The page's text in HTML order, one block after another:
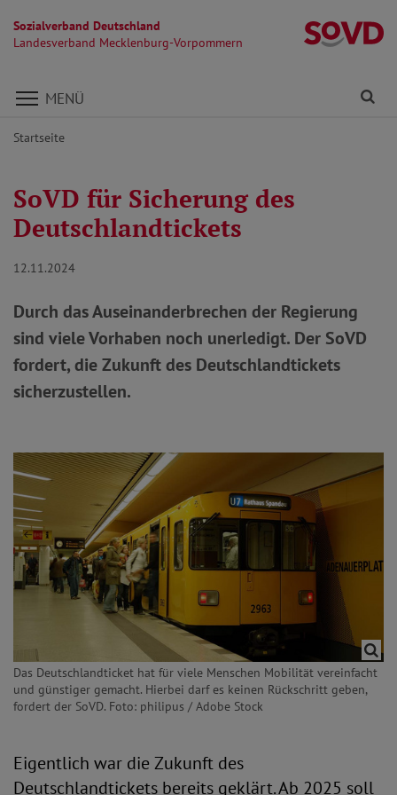
Sozialverband Deutschland
Landesverband Mecklenburg-Vorpommern
Direkt zu den Inhalten springen
MENÜ
Startseite
SoVD für Sicherung des
Deutschlandtickets
12.11.2024
Durch das Auseinanderbrechen der Regierung
sind viele Vorhaben noch unerledigt. Der SoVD
fordert, die Zukunft des Deutschlandtickets
sicherzustellen.
Das Deutschlandticket hat für viele Menschen Mobilität vereinfacht
und günstiger gemacht. Hierbei darf es keinen Rückschritt geben,
fordert der SoVD. Foto: philipus / Adobe Stock
Eigentlich war die Zukunft des
Deutschlandtickets bereits geklärt. Ab 2025 soll